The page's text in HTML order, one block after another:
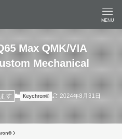
MENU
Max QMK/VIA
Mechanical
す Keychron®︎
2024年8月31日